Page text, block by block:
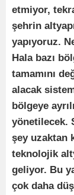
etmiyor,
şehrin
yapıyoruz.
Hala bazı
tamamını
alacak
bölgeye
yönetilecek.
şey uzaktan
teknolojik
geliyor. Bu
çok daha